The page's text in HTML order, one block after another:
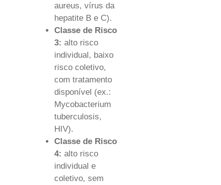
aureus, vírus da
hepatite B e C).
Classe de Risco
3: alto risco
individual, baixo
risco coletivo,
com tratamento
disponível (ex.:
Mycobacterium
tuberculosis,
HIV).
Classe de Risco
4: alto risco
individual e
coletivo, sem